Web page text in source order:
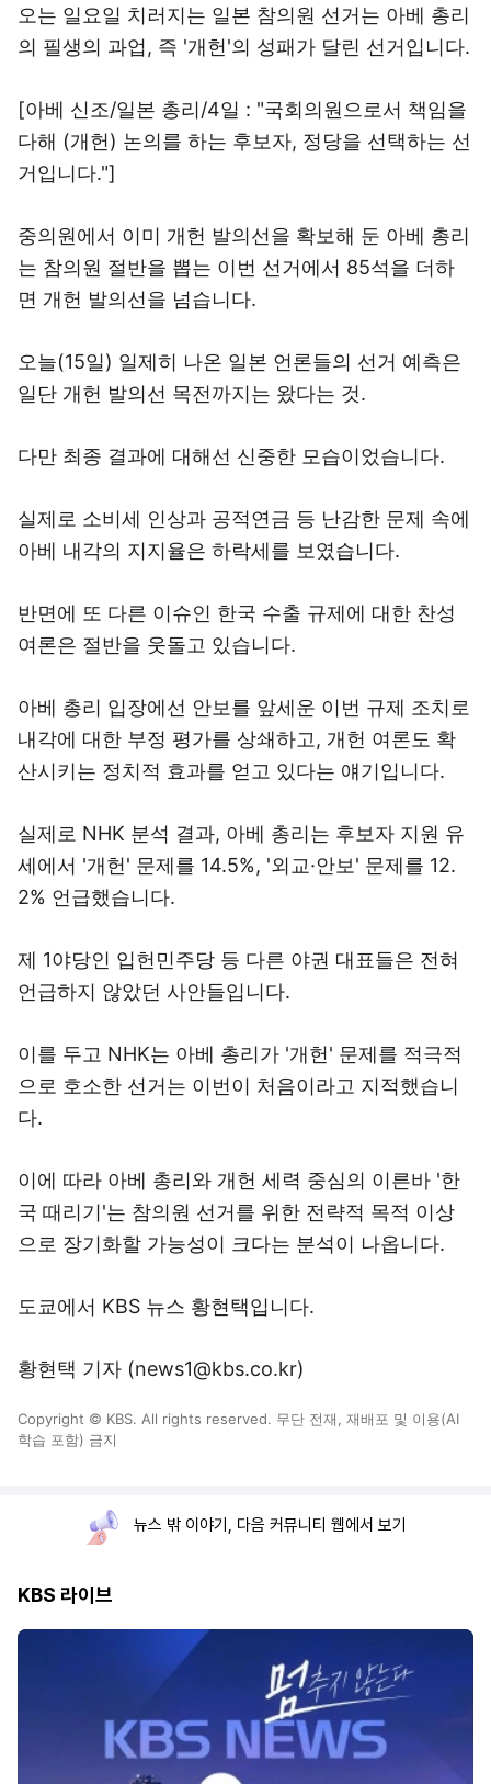
오는 일요일 치러지는 일본 참의원 선거는 아베 총리
의 필생의 과업, 즉 '개헌'의 성패가 달린 선거입니다.
[아베 신조/일본 총리/4일 : "국회의원으로서 책임을
다해 (개헌) 논의를 하는 후보자, 정당을 선택하는 선
거입니다."]
중의원에서 이미 개헌 발의선을 확보해 둔 아베 총리
는 참의원 절반을 뽑는 이번 선거에서 85석을 더하
면 개헌 발의선을 넘습니다.
오늘(15일) 일제히 나온 일본 언론들의 선거 예측은
일단 개헌 발의선 목전까지는 왔다는 것.
다만 최종 결과에 대해선 신중한 모습이었습니다.
실제로 소비세 인상과 공적연금 등 난감한 문제 속에
아베 내각의 지지율은 하락세를 보였습니다.
반면에 또 다른 이슈인 한국 수출 규제에 대한 찬성
여론은 절반을 웃돌고 있습니다.
아베 총리 입장에선 안보를 앞세운 이번 규제 조치로
내각에 대한 부정 평가를 상쇄하고, 개헌 여론도 확
산시키는 정치적 효과를 얻고 있다는 얘기입니다.
실제로 NHK 분석 결과, 아베 총리는 후보자 지원 유
세에서 '개헌' 문제를 14.5%, '외교·안보' 문제를 12.
2% 언급했습니다.
제 1야당인 입헌민주당 등 다른 야권 대표들은 전혀
언급하지 않았던 사안들입니다.
이를 두고 NHK는 아베 총리가 '개헌' 문제를 적극적
으로 호소한 선거는 이번이 처음이라고 지적했습니
다.
이에 따라 아베 총리와 개헌 세력 중심의 이른바 '한
국 때리기'는 참의원 선거를 위한 전략적 목적 이상
으로 장기화할 가능성이 크다는 분석이 나옵니다.
도쿄에서 KBS 뉴스 황현택입니다.
황현택 기자 (news1@kbs.co.kr)
Copyright © KBS. All rights reserved. 무단 전재, 재배포 및 이용(AI
학습 포함) 금지
뉴스 밖 이야기, 다음 커뮤니티 웹에서 보기
KBS 라이브